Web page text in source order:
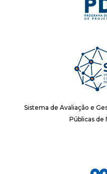
Sistema de Avaliação e
Públicas de